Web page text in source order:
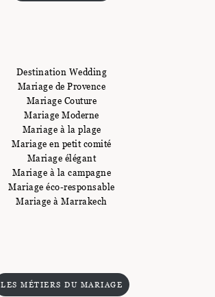
Destination Wedding
Mariage de Provence
Mariage Couture
Mariage Moderne
Mariage à la plage
Mariage en petit comité
Mariage élégant
Mariage à la campagne
Mariage éco-responsable
Mariage à Marrakech
LES MÉTIERS DU MARIAGE